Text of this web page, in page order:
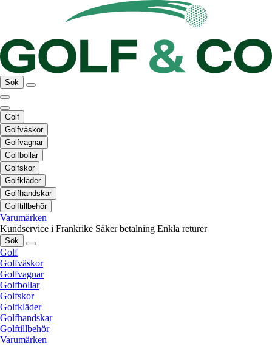
Sök
Golf
Golfväskor
Golfvagnar
Golfbollar
Golfskor
Golfkläder
Golfhandskar
Golftillbehör
Varumärken
Kundservice i Frankrike Säker betalning Enkla returer
Sök
Golf
Golfväskor
Golfvagnar
Golfbollar
Golfskor
Golfkläder
Golfhandskar
Golftillbehör
Varumärken